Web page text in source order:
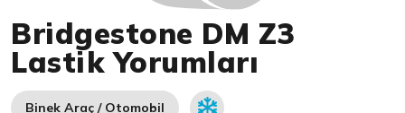
Bridgestone DM Z3
Lastik Yorumları
Binek Araç / Otomobil